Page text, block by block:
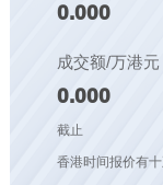
0.000
成交额/万港元
0.000
截止
香港时间报价有